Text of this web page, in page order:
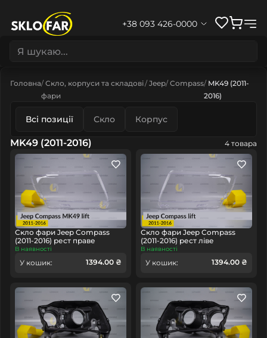
+38 093 426-0000
Головна Скло, корпуси та складові
фари
Jeep Compass MK49 (2011-
2016)
Всі позиції Скло Корпус
MK49 (2011-2016) 4 товара
Скло фари Jeep Compass
(2011-2016) рест праве
В наявності
У кошик: 1394.00 ₴
Скло фари Jeep Compass
(2011-2016) рест ліве
В наявності
У кошик: 1394.00 ₴